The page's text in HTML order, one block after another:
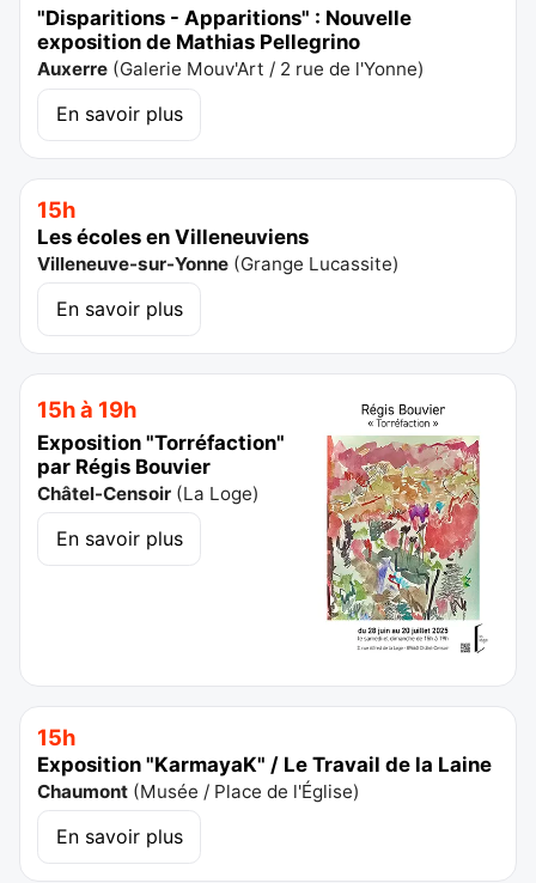
"Disparitions - Apparitions" : Nouvelle
exposition de Mathias Pellegrino
Auxerre (Galerie Mouv'Art / 2 rue de l'Yonne)
En savoir plus
15h
Les écoles en Villeneuviens
Villeneuve-sur-Yonne (Grange Lucassite)
En savoir plus
15h à 19h
Exposition "Torréfaction"
par Régis Bouvier
Châtel-Censoir (La Loge)
En savoir plus
15h
Exposition "KarmayaK" / Le Travail de la Laine
Chaumont (Musée / Place de l'Église)
En savoir plus